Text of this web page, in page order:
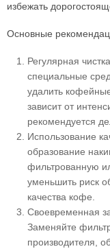
избежать
Основные
Регулярная
специальные
удалить
зависит от
рекомендуется
Использование
образование
фильтрованную
уменьшить риск
качества кофе.
Своевременная
Заменяйте
производителя,